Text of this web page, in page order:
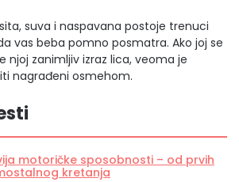
suva i naspavana postoje trenuci
vas beba pomno posmatra. Ako joj se
njoj zanimljiv izraz lica, veoma je
nagrađeni osmehom.
motoričke sposobnosti – od prvih
kretanja